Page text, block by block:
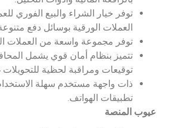
توفر خيار الشراء والبيع الفوري
العملات الورقية بوسائل دفع
توفر مجموعة واسعة من العملات
تتميز بنظام أمان قوي يشمل
توقيعات ومراقبة لحظية للتحويلات
ذات واجهة مستخدم سهلة
تطبيقات الهواتف.
عيوب المنصة